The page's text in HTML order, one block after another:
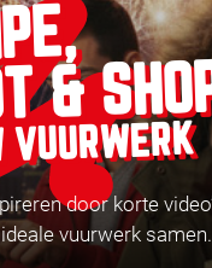
&
VUURWERK
door korte
vuurwerk samen.